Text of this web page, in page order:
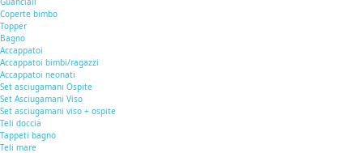
Coperte bimbo
Topper
Bagno
Accappatoi
Accappatoi bimbi/ragazzi
Accappatoi neonati
Set asciugamani Ospite
Set Asciugamani Viso
Set asciugamani viso + ospite
Teli doccia
Tappeti bagno
Teli mare